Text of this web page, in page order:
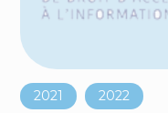
en
dans
2021 2022